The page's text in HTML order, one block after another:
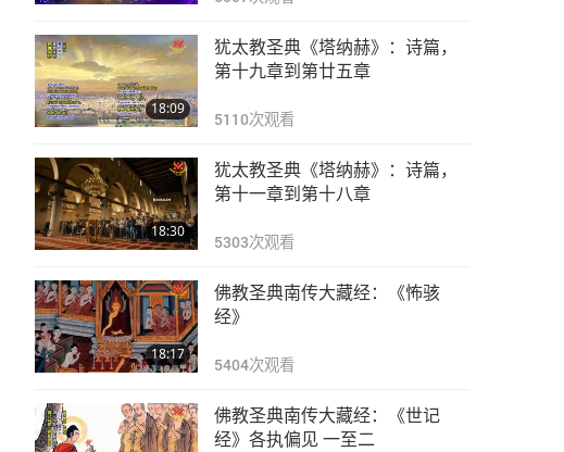
18:09
犹太教圣典《塔纳赫》：诗篇，
第十九章到第廿五章
5110次观看
18:30
犹太教圣典《塔纳赫》：诗篇，
第十一章到第十八章
5303次观看
18:17
佛教圣典南传大藏经：《怖骇
经》
5404次观看
佛教圣典南传大藏经：《世记
经》各执偏见 一至二